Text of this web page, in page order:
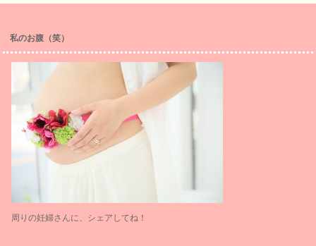
私のお腹（笑）
周りの妊婦さんに、シェアしてね！